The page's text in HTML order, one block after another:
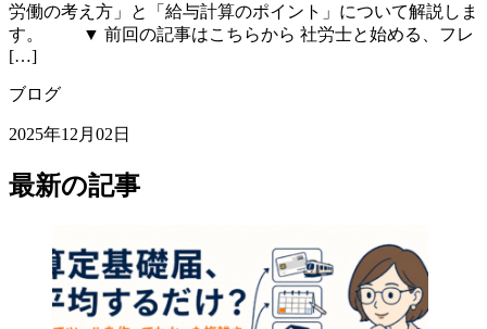
労働の考え方」と「給与計算のポイント」について解説しま
す。 ▼ 前回の記事はこちらから 社労士と始める、フレ
[…]
ブログ
2025年12月02日
最新の記事